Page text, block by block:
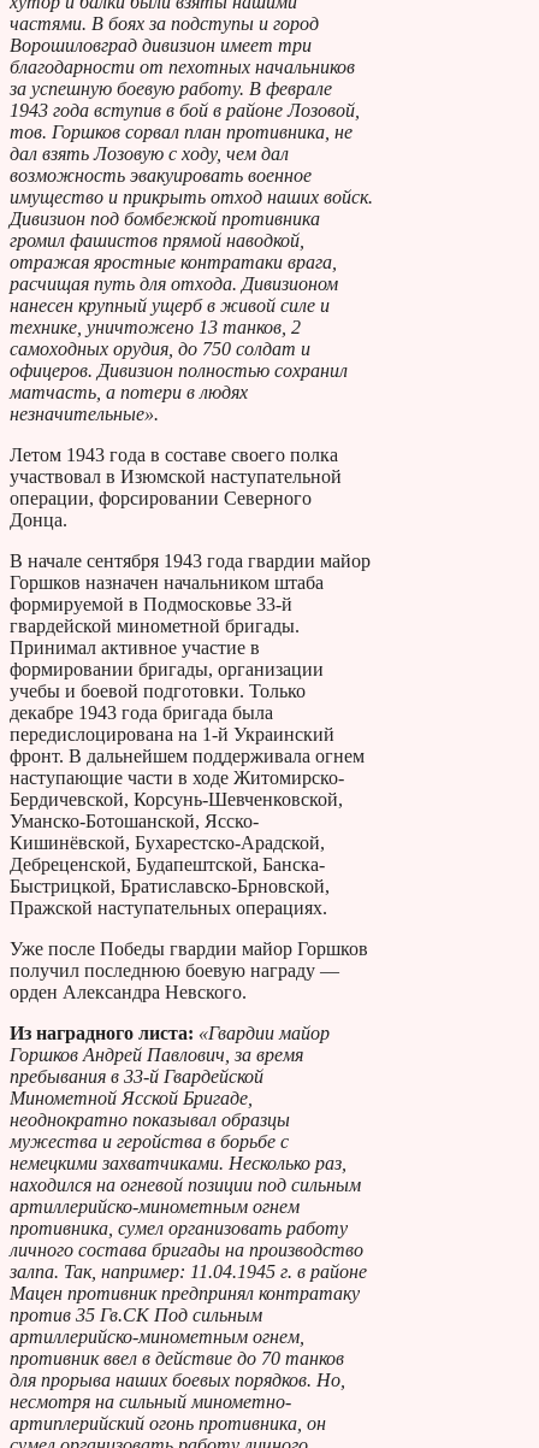
частями. В боях за подступы и город
Ворошиловград дивизион имеет три
благодарности от пехотных начальников
за успешную боевую работу. В феврале
1943 года вступив в бой в районе Лозовой,
тов. Горшков сорвал план противника, не
дал взять Лозовую с ходу, чем дал
возможность эвакуировать военное
имущество и прикрыть отход наших войск.
Дивизион под бомбежкой противника
громил фашистов прямой наводкой,
отражая яростные контратаки врага,
расчищая путь для отхода. Дивизионом
нанесен крупный ущерб в живой силе и
технике, уничтожено 13 танков, 2
самоходных орудия, до 750 солдат и
офицеров. Дивизион полностью сохранил
матчасть, а потери в людях
незначительные».
Летом 1943 года в составе своего полка
участвовал в Изюмской наступательной
операции, форсировании Северного
Донца.
В начале сентября 1943 года гвардии майор
Горшков назначен начальником штаба
формируемой в Подмосковье 33-й
гвардейской минометной бригады.
Принимал активное участие в
формировании бригады, организации
учебы и боевой подготовки. Только
декабре 1943 года бригада была
передислоцирована на 1-й Украинский
фронт. В дальнейшем поддерживала огнем
наступающие части в ходе Житомирско-
Бердичевской, Корсунь-Шевченковской,
Уманско-Ботошанской, Ясско-
Кишинёвской, Бухарестско-Арадской,
Дебреценской, Будапештской, Банска-
Быстрицкой, Братиславско-Брновской,
Пражской наступательных операциях.
Уже после Победы гвардии майор Горшков
получил последнюю боевую награду —
орден Александра Невского.
Из наградного листа: «Гвардии майор
Горшков Андрей Павлович, за время
пребывания в 33-й Гвардейской
Минометной Ясской Бригаде,
неоднократно показывал образцы
мужества и геройства в борьбе с
немецкими захватчиками. Несколько раз,
находился на огневой позиции под сильным
артиллерийско-минометным огнем
противника, сумел организовать работу
личного состава бригады на производство
залпа. Так, например: 11.04.1945 г. в районе
Мацен противник предпринял контратаку
против 35 Гв.СК Под сильным
артиллерийско-минометным огнем,
противник ввел в действие до 70 танков
для прорыва наших боевых порядков. Но,
несмотря на сильный минометно-
артunлерийский огонь противника, он